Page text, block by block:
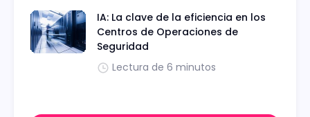
IA: La clave de la eficiencia en los
Centros de Operaciones de
Seguridad
Lectura de 6 minutos